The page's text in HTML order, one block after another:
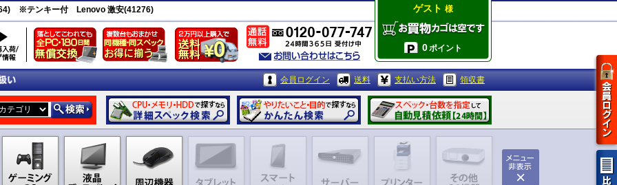
※テンキー付 Lenovo 激安(41276) ゲスト 様
0ポイント
会員ログイン 送料 支払い方法 領収書